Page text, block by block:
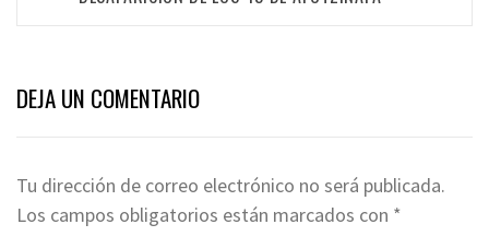
DEJA UN COMENTARIO
Tu dirección de correo electrónico no será publicada.
Los campos obligatorios están marcados con *